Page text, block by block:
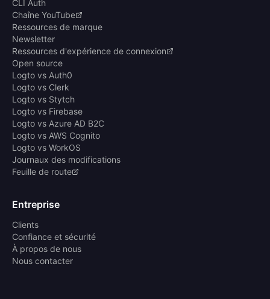
CLI Auth
Chaîne YouTube
Ressources de marque
Newsletter
Ressources d'expérience de connexion
Open source
Logto vs Auth0
Logto vs Clerk
Logto vs Stytch
Logto vs Firebase
Logto vs Azure AD B2C
Logto vs AWS Cognito
Logto vs WorkOS
Journaux des modifications
Feuille de route
Entreprise
Clients
Confiance et sécurité
À propos de nous
Nous contacter